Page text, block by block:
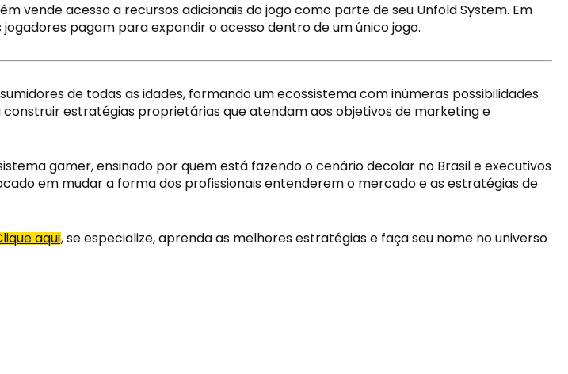
vende acesso a recursos adicionais do jogo como parte de seu Unfold System. Em
pagam para expandir o acesso dentro de um único jogo.
de todas as idades, formando um ecossistema com inúmeras possibilidades
estratégias proprietárias que atendam aos objetivos de marketing e
gamer, ensinado por quem está fazendo o cenário decolar no Brasil e executivos
em mudar a forma dos profissionais entenderem o mercado e as estratégias de
aqui, se especialize, aprenda as melhores estratégias e faça seu nome no universo